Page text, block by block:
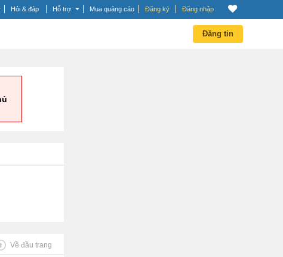
Hỏi & đáp Hỗ trợ Mua quảng cáo Đăng ký Đăng nhập
Đăng tin
Về đầu trang